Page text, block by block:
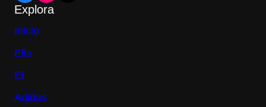
Explora
Inicio
Ella
El
Adidas